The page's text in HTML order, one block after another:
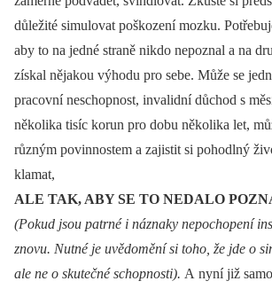
důležité simulovat poškození mozku.
aby to na jedné straně nikdo nepoznal a na
získal nějakou výhodu pro sebe. Může se
pracovní neschopnost, invalidní důchod s
několika tisíc korun pro dobu několika let,
různým povinnostem a zajistit si pohodlný
klamat,
ALE TAK, ABY SE TO NEDALO
(Pokud jsou patrné i náznaky nepochopení
znovu. Nutné je uvědomění si toho, že jde o
ale ne o skutečné schopnosti). A nyní již